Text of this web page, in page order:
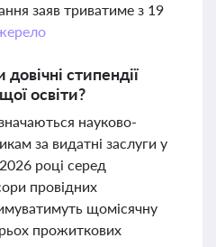
заяв триватиме з 19
стипендії
освіти?
науково-
за видатні заслуги у
році серед
провідних
щомісячну
прожиткових